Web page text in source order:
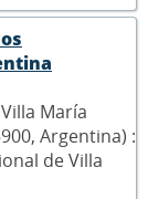
María
Argentina) :
de Villa